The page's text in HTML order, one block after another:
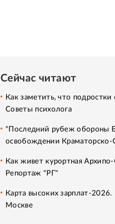
Сейчас читают
Как заметить, что
Советы психолога
"Последний рубеж обороны
освобождении Краматорско-
Как живет курортная
Репортаж "РГ"
Карта высоких зарплат-
Москве